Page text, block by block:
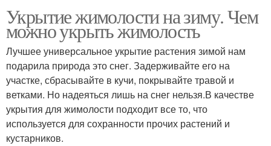
Укрытие жимолости на зиму. Чем
можно укрыть жимолость
Лучшее универсальное укрытие растения зимой нам
подарила природа это снег. Задерживайте его на
участке, сбрасывайте в кучи, покрывайте травой и
ветками. Но надеяться лишь на снег нельзя.В качестве
укрытия для жимолости подходит все то, что
используется для сохранности прочих растений и
кустарников.